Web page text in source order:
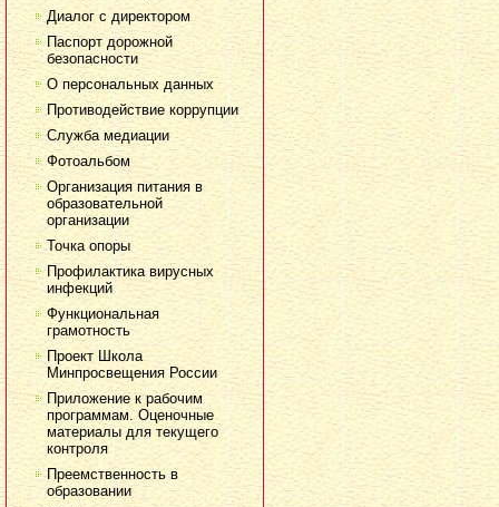
Диалог с директором
Паспорт дорожной
безопасности
О персональных данных
Противодействие коррупции
Служба медиации
Фотоальбом
Организация питания в
образовательной
организации
Точка опоры
Профилактика вирусных
инфекций
Функциональная
грамотность
Проект Школа
Минпросвещения России
Приложение к рабочим
программам. Оценочные
материалы для текущего
контроля
Преемственность в
образовании